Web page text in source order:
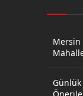
Mersin